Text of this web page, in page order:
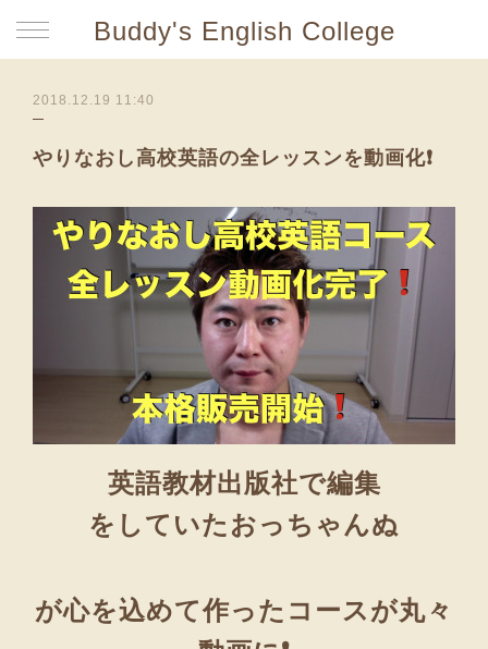
Buddy's English College
2018.12.19 11:40
やりなおし高校英語の全レッスンを動画化❗
英語教材出版社で編集
をしていたおっちゃんぬ
が心を込めて作ったコースが丸々